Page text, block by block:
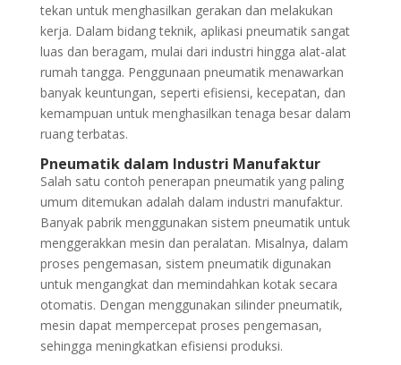
tekan untuk menghasilkan gerakan dan melakukan
kerja. Dalam bidang teknik, aplikasi pneumatik sangat
luas dan beragam, mulai dari industri hingga alat-alat
rumah tangga. Penggunaan pneumatik menawarkan
banyak keuntungan, seperti efisiensi, kecepatan, dan
kemampuan untuk menghasilkan tenaga besar dalam
ruang terbatas.
Pneumatik dalam Industri Manufaktur
Salah satu contoh penerapan pneumatik yang paling
umum ditemukan adalah dalam industri manufaktur.
Banyak pabrik menggunakan sistem pneumatik untuk
menggerakkan mesin dan peralatan. Misalnya, dalam
proses pengemasan, sistem pneumatik digunakan
untuk mengangkat dan memindahkan kotak secara
otomatis. Dengan menggunakan silinder pneumatik,
mesin dapat mempercepat proses pengemasan,
sehingga meningkatkan efisiensi produksi.